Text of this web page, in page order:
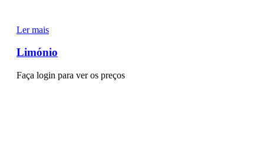
Ler mais
Limónio
Faça login para ver os preços